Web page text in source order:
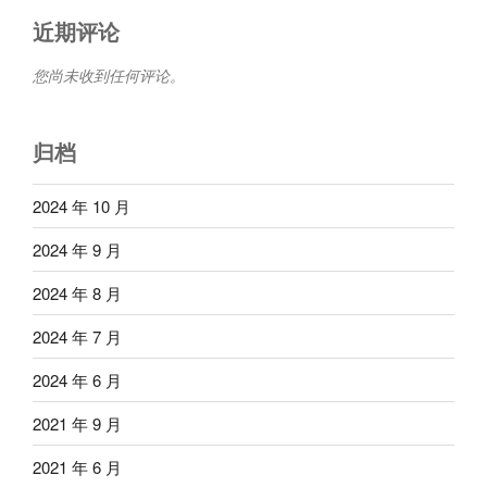
近期评论
您尚未收到任何评论。
归档
2024 年 10 月
2024 年 9 月
2024 年 8 月
2024 年 7 月
2024 年 6 月
2021 年 9 月
2021 年 6 月